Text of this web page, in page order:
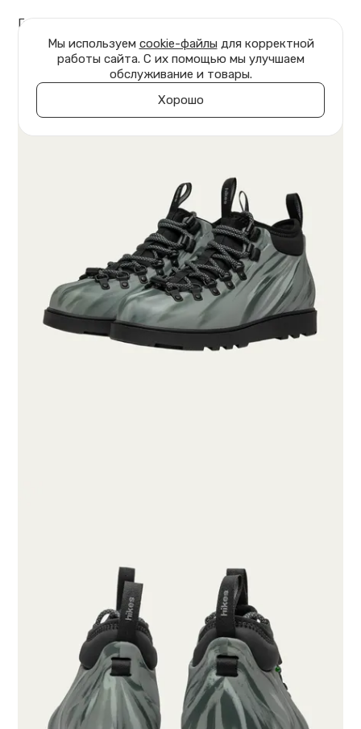
Главная Обувь Ботинки Jasper
Мы используем cookie-файлы для корректной
работы сайта. С их помощью мы улучшаем
обслуживание и товары.
Хорошо